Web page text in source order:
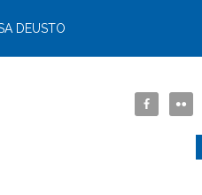
DEUSTO